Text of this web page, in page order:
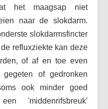
het maagsap niet
naar de slokdarm.
slokdarmsfincter
refluxziekte kan deze
of af en toe even
of gedronken
ook minder goed
'middenrifsbreuk'